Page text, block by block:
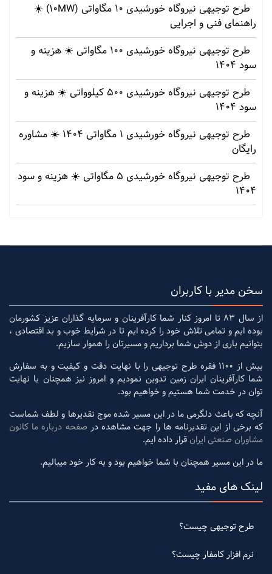
طرح توجیهی نیروگاه خورشیدی 10 مگاواتی (10MW) ☀️
راهنمای فنی و اجرایی
طرح توجیهی نیروگاه خورشیدی 100 مگاواتی ☀️ هزینه‌ و
سود 1404
طرح توجیهی نیروگاه خورشیدی 500 کیلوواتی ☀️ هزینه‌ و
سود 1404
طرح توجیهی نیروگاه خورشیدی 1 مگاواتی 1404 ☀️ مشاوره
رایگان
طرح توجیهی نیروگاه خورشیدی 5 مگاواتی ☀️ هزینه‌ و سود
1404
سخن مدیر با کاربران
از سال 83 تا امروز کنار شما کارآفرینان و سرمایه گذاران عزیز کشورمان
بوده ایم و تمامی تلاش خود را کرده ایم تا در شرایط خوب و بد اقتصادی ،
بتوانیم باری از دوش شما برداریم و مسیرتان را هموار سازیم.
بیش از 1100 فقره طرح توجیهی را با نهایت دقت و کیفیت و به سفارش
شما کارآفرینان ایران زمین تدوین نمودیم و امروز نیز همچنان با نهایت
توان در خدمت شما هستیم و خواهیم بود.
آنچه که باعث دلگرمی ما در این مسیر شده موج تقدیرها و لطف شماست
که برخی از این تقدیرنامه ها را جهت مشاهده در صفحه درباره ما کانون
مشاوران صنعتی ایرانقرار داده ایم.
ما در این مسیر همچنان با شما خواهیم بود و به کار خود میبالیم.
لینک های مفید
طرح توجیهی چیست؟
نرم افزار کامفار چیست؟